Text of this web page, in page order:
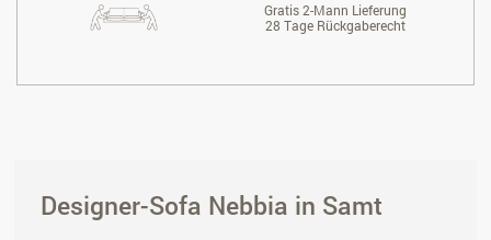
Gratis 2-Mann Lieferung
28 Tage Rückgaberecht
Designer-Sofa Nebbia in Samt